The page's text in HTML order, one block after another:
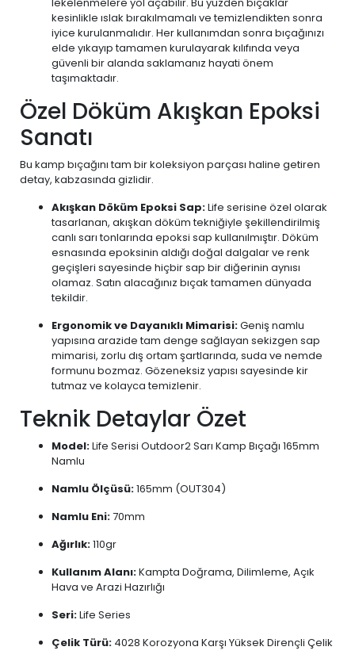
kesinlikle ıslak bırakılmamalı ve temizlendikten sonra
iyice kurulanmalıdır. Her kullanımdan sonra bıçağınızı
elde yıkayıp tamamen kurulayarak kılıfında veya
güvenli bir alanda saklamanız hayati önem
taşımaktadır.
Özel Döküm Akışkan Epoksi
Sanatı
Bu kamp bıçağını tam bir koleksiyon parçası haline getiren
detay, kabzasında gizlidir.
Akışkan Döküm Epoksi Sap:Life serisine özel olarak
tasarlanan, akışkan döküm tekniğiyle şekillendirilmiş
canlı sarı tonlarında epoksi sap kullanılmıştır. Döküm
esnasında epoksinin aldığı doğal dalgalar ve renk
geçişleri sayesinde hiçbir sap bir diğerinin aynısı
olamaz. Satın alacağınız bıçak tamamen dünyada
tekildir.
Ergonomik ve Dayanıklı Mimarisi:Geniş namlu
yapısına arazide tam denge sağlayan sekizgen sap
mimarisi, zorlu dış ortam şartlarında, suda ve nemde
formunu bozmaz. Gözeneksiz yapısı sayesinde kir
tutmaz ve kolayca temizlenir.
Teknik Detaylar Özet
Model:Life Serisi Outdoor2 Sarı Kamp Bıçağı 165mm
Namlu
Namlu Ölçüsü:165mm (OUT304)
Namlu Eni:70mm
Ağırlık:110gr
Kullanım Alanı:Kampta Doğrama, Dilimleme, Açık
Hava ve Arazi Hazırlığı
Seri:Life Series
Çelik Türü: 4028 Korozyona Karşı Yüksek Dirençli Çelik